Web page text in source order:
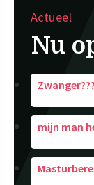
Actueel
Nu
Zwanger???
mijn man